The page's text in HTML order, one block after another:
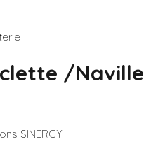
/Naville
SINERGY